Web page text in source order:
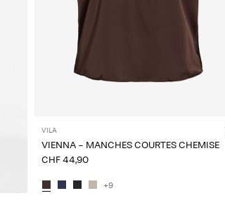
VILA
VIENNA - MANCHES COURTES CHEMISE
CHF 44,90
+9